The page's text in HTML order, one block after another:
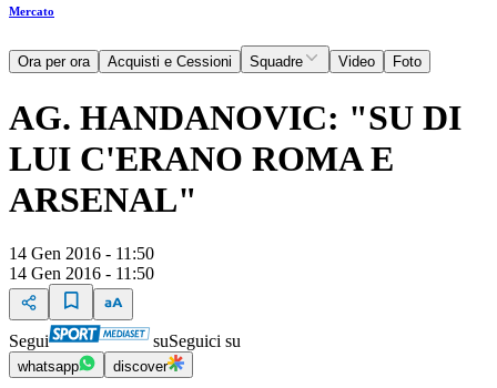
Mercato
Ora per ora Acquisti e Cessioni Squadre Video Foto
AG. HANDANOVIC: "SU DI
LUI C'ERANO ROMA E
ARSENAL"
14 Gen 2016 - 11:50
14 Gen 2016 - 11:50
Segui suSeguici su
whatsapp discover